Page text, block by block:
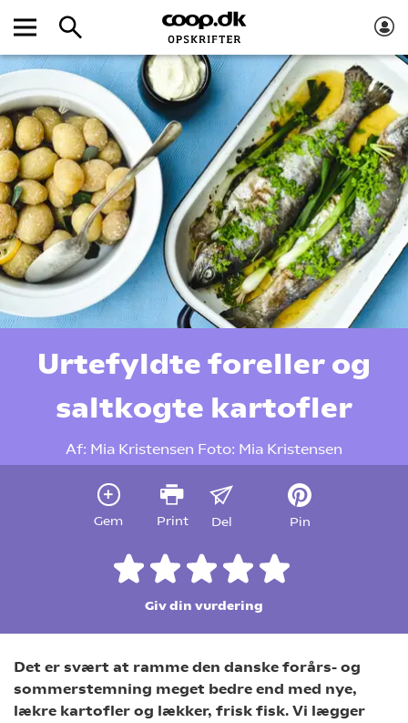
Urtefyldte foreller og
saltkogte kartofler
Af: Mia Kristensen Foto: Mia Kristensen
Gem Print Del Pin
Giv din vurdering
Det er svært at ramme den danske forårs- og
sommerstemning meget bedre end med nye,
lækre kartofler og lækker, frisk fisk. Vi lægger